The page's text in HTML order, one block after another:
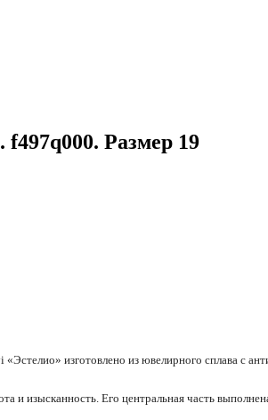
Размер 19
изготовлено из ювелирного сплава с
и изысканность. Его центральная часть